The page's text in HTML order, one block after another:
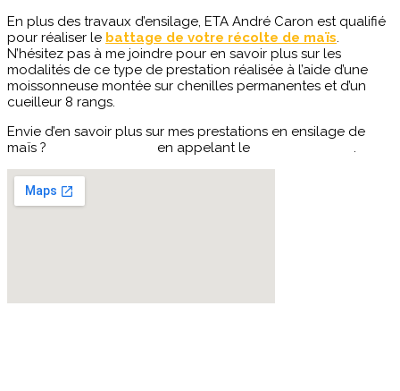
En plus des travaux d’ensilage, ETA André Caron est qualifié
pour réaliser le battage de votre récolte de maïs.
N’hésitez pas à me joindre pour en savoir plus sur les
modalités de ce type de prestation réalisée à l’aide d’une
moissonneuse montée sur chenilles permanentes et d’un
cueilleur 8 rangs.
Envie d’en savoir plus sur mes prestations en ensilage de
maïs ?
en appelant le .